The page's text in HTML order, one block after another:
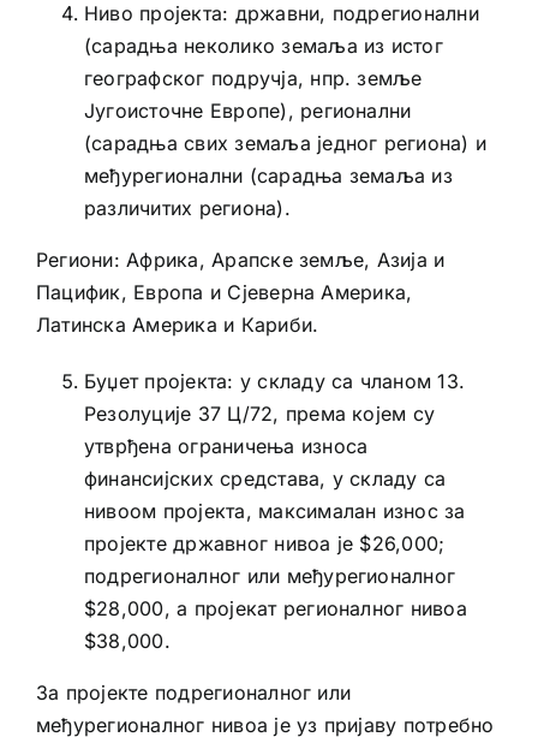
Ниво пројекта: државни, подрегионални
(сарадња неколико земаља из истог
географског подручја, нпр. земље
Југоисточне Европе), регионални
(сарадња свих земаља једног региона) и
међурегионални (сарадња земаља из
различитих региона).
Региони: Африка, Арапске земље, Азија и
Пацифик, Европа и Сјеверна Америка,
Латинска Америка и Кариби.
Буџет пројекта: у складу са чланом 13.
Резолуције 37 Ц/72, према којем су
утврђена ограничења износа
финансијских средстава, у складу са
нивоом пројекта, максималан износ за
пројекте државног нивоа је $26,000;
подрегионалног или међурегионалног
$28,000, а пројекат регионалног нивоа
$38,000.
За пројекте подрегионалног или
међурегионалног нивоа је уз пријаву потребно